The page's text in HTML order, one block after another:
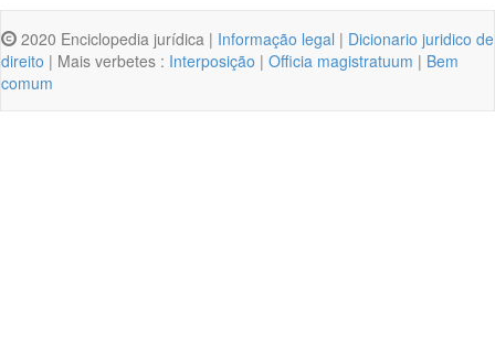
2020 Enciclopedia jurídica | Informação legal | Dicionario juridico de
direito | Mais verbetes : Interposição | Officia magistratuum | Bem
comum